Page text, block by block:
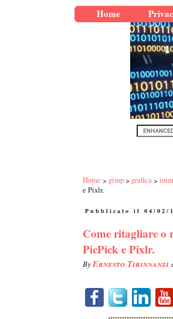
Home
Home gimp grafica
e Pixlr.
Pubblicato il 04/02/
Come ritagliare o
PicPick e Pixlr.
ByErnesto Tirinnanzi